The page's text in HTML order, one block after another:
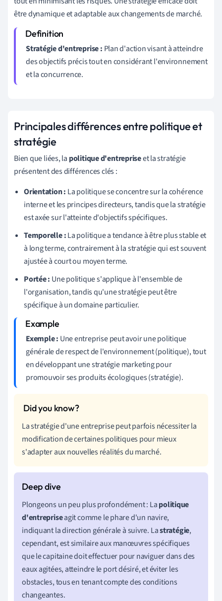
être dynamique et adaptable aux changements de marché.
Stratégie d'entreprise : Plan d'action visant à atteindre
des objectifs précis tout en considérant l'environnement
et la concurrence.
Principales différences entre politique et
stratégie
Bien que liées, la politique d'entrepriseet la stratégie
présentent des différences clés :
Orientation : La politique se concentre sur la cohérence
interne et les principes directeurs, tandis que la stratégie
est axée sur l'atteinte d'objectifs spécifiques.
Temporelle :La politique a tendance à être plus stable et
à long terme, contrairement à la stratégie qui est souvent
ajustée à court ou moyen terme.
Portée : Une politique s'applique à l'ensemble de
l'organisation, tandis qu'une stratégie peut être
spécifique à un domaine particulier.
Exemple : Une entreprise peut avoir une politique
générale de respect de l'environnement (politique), tout
en développant une stratégie marketing pour
promouvoir ses produits écologiques (stratégie).
La stratégie d'une entreprise peut parfois nécessiter la
modification de certaines politiques pour mieux
s'adapter aux nouvelles réalités du marché.
Plongeons un peu plus profondément : Lapolitique
d'entrepriseagit comme le phare d'un navire,
indiquant la direction générale à suivre. Lastratégie,
cependant, est similaire aux manœuvres spécifiques
que le capitaine doit effectuer pour naviguer dans des
eaux agitées, atteindre le port désiré, et éviter les
obstacles, tous en tenant compte des conditions
changeantes.